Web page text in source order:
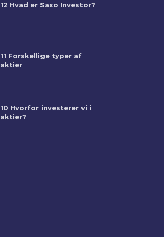
12 Hvad er Saxo Investor?
11 Forskellige typer af
aktier
10 Hvorfor investerer vi i
aktier?